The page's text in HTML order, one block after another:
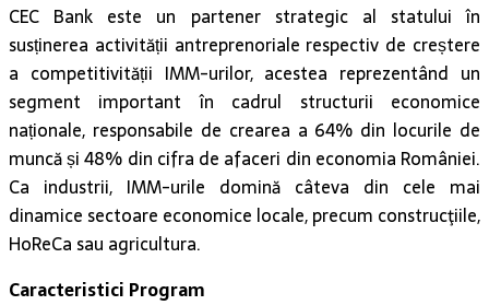
CEC Bank este un partener strategic al statului în
susținerea activității antreprenoriale respectiv de creștere
a competitivității IMM-urilor, acestea reprezentând un
segment important în cadrul structurii economice
naționale, responsabile de crearea a 64% din locurile de
muncă și 48% din cifra de afaceri din economia României.
Ca industrii, IMM-urile domină câteva din cele mai
dinamice sectoare economice locale, precum construcţiile,
HoReCa sau agricultura.
Caracteristici Program